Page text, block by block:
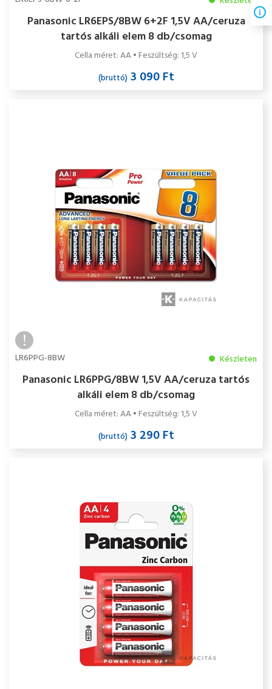
Panasonic LR6EPS/8BW 6+2F 1,5V AA/ceruza
tartós alkáli elem 8 db/csomag
Cella méret: AA • Feszültség: 1,5 V
(bruttó)3 090 Ft
LR6PPG-8BW Készleten
Panasonic LR6PPG/8BW 1,5V AA/ceruza tartós
alkáli elem 8 db/csomag
Cella méret: AA • Feszültség: 1,5 V
(bruttó)3 290 Ft